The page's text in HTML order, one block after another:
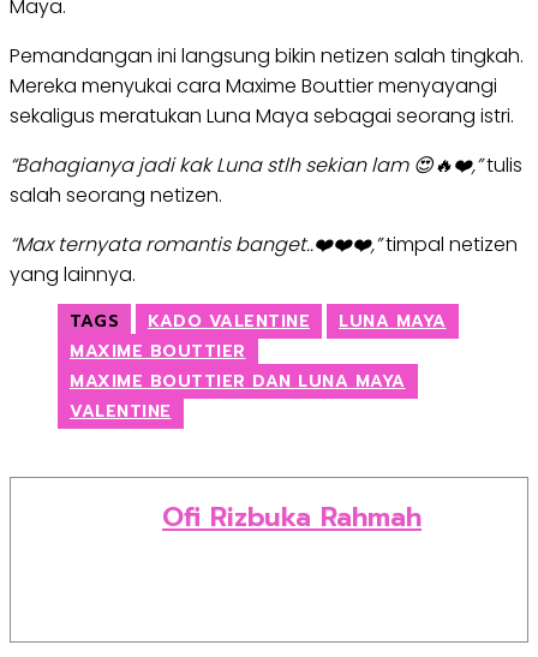
Maya.
Pemandangan ini langsung bikin netizen salah tingkah.
Mereka menyukai cara Maxime Bouttier menyayangi
sekaligus meratukan Luna Maya sebagai seorang istri.
“Bahagianya jadi kak Luna stlh sekian lam 😍🔥❤️,”tulis
salah seorang netizen.
“Max ternyata romantis banget..❤️❤️❤️,”timpal netizen
yang lainnya.
TAGS KADO VALENTINE
LUNA MAYA
MAXIME BOUTTIER
MAXIME BOUTTIER DAN LUNA MAYA
VALENTINE
Ofi Rizbuka Rahmah